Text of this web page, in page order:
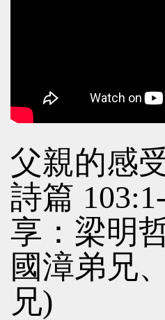
父親的感
詩篇
享：梁明
國漳弟兄
兄)